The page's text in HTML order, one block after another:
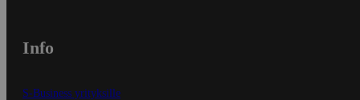
Info
S-Business yrityksille